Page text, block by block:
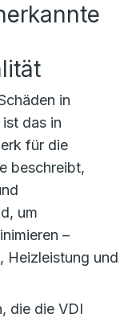
in
das in
für die
beschreibt,
um
–
Heizleistung und
die die VDI